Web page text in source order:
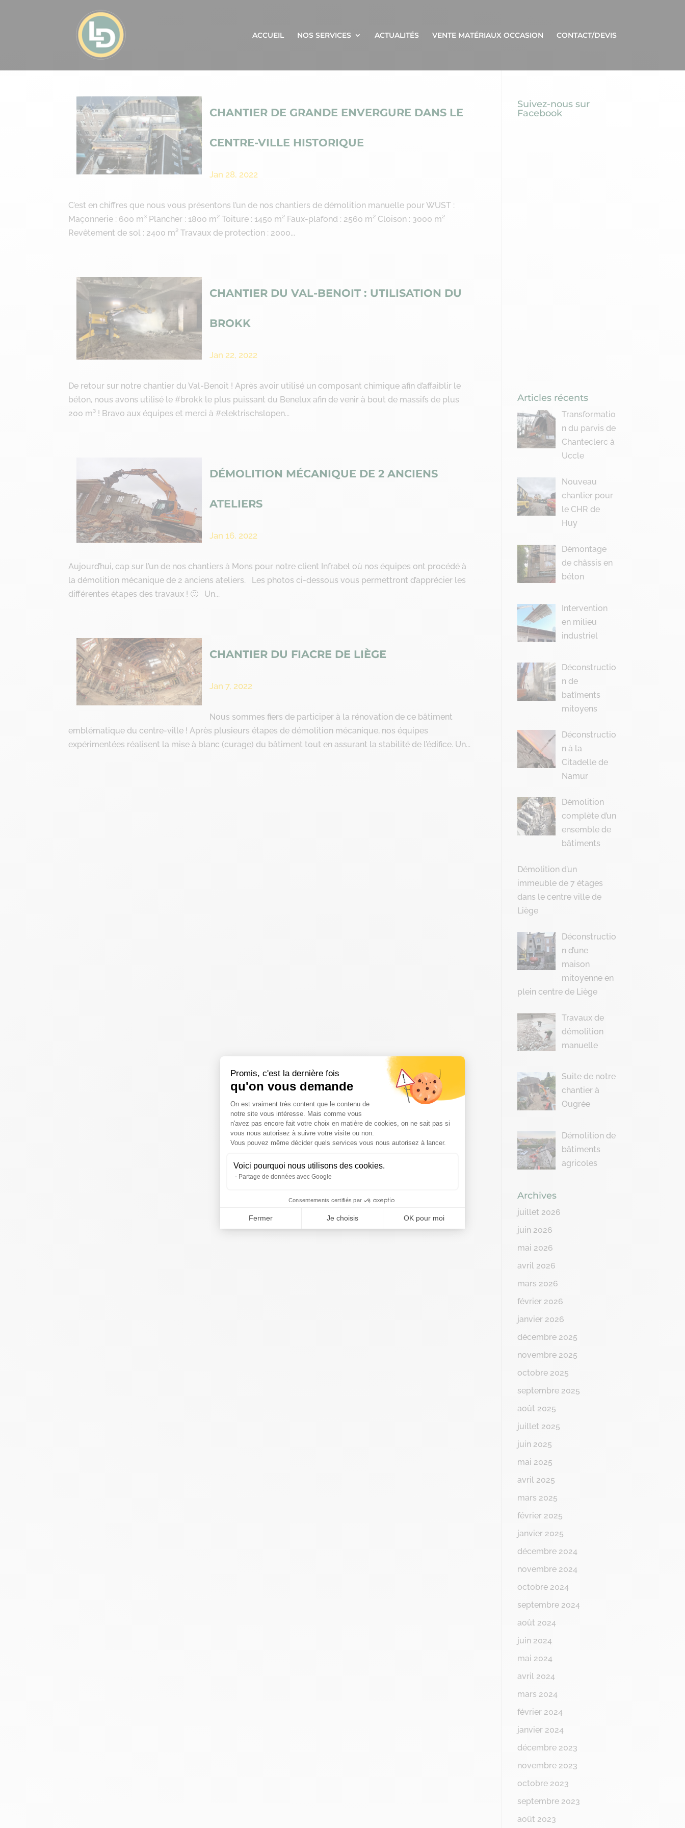
Promis, c'est la dernière fois
qu'on vous demande
Plateforme de Gestion du Consentement : Personnalisez vos Options
On est vraiment très content que le contenu de
notre site vous intéresse. Mais comme vous
n'avez pas encore fait votre choix en matière de cookies, on ne sait pas si
vous nous autorisez à suivre votre visite ou non.
Vous pouvez même décider quels services vous nous autorisez à lancer.
Voici pourquoi nous utilisons des cookies.
Partage de données avec Google
Consentements certifiés par
Fermer Je choisis OK pour moi
Axeptio consent
ACCUEIL NOS SERVICES ACTUALITÉS VENTE MATÉRIAUX OCCASION CONTACT/DEVIS
CHANTIER DE GRANDE ENVERGURE DANS LE
CENTRE-VILLE HISTORIQUE
Jan 28, 2022
C’est en chiffres que nous vous présentons l’un de nos chantiers de démolition manuelle pour WUST :
Maçonnerie : 600 m³ Plancher : 1800 m² Toiture : 1450 m² Faux-plafond : 2560 m² Cloison : 3000 m²
Revêtement de sol : 2400 m² Travaux de protection : 2000...
CHANTIER DU VAL-BENOIT : UTILISATION DU
BROKK
Jan 22, 2022
De retour sur notre chantier du Val-Benoit ! Après avoir utilisé un composant chimique afin d’affaiblir le
béton, nous avons utilisé le #brokk le plus puissant du Benelux afin de venir à bout de massifs de plus
200 m³ ! Bravo aux équipes et merci à #elektrischslopen...
DÉMOLITION MÉCANIQUE DE 2 ANCIENS
ATELIERS
Jan 16, 2022
Aujourd’hui, cap sur l’un de nos chantiers à Mons pour notre client Infrabel où nos équipes ont procédé à
la démolition mécanique de 2 anciens ateliers. Les photos ci-dessous vous permettront d’apprécier les
différentes étapes des travaux ! 🙂 Un...
CHANTIER DU FIACRE DE LIÈGE
Jan 7, 2022
Nous sommes fiers de participer à la rénovation de ce bâtiment
emblématique du centre-ville ! Après plusieurs étapes de démolition mécanique, nos équipes
expérimentées réalisent la mise à blanc (curage) du bâtiment tout en assurant la stabilité de l’édifice. Un...
Suivez-nous sur
Facebook
Articles récents
Transformatio
n du parvis de
Chanteclerc à
Uccle
Nouveau
chantier pour
le CHR de
Huy
Démontage
de châssis en
béton
Intervention
en milieu
industriel
Déconstructio
n de
batîments
mitoyens
Déconstructio
n à la
Citadelle de
Namur
Démolition
complète d’un
ensemble de
bâtiments
Démolition d’un
immeuble de 7 étages
dans le centre ville de
Liège
Déconstructio
n d’une
maison
mitoyenne en
plein centre de Liège
Travaux de
démolition
manuelle
Suite de notre
chantier à
Ougrée
Démolition de
bâtiments
agricoles
Archives
juillet 2026
juin 2026
mai 2026
avril 2026
mars 2026
février 2026
janvier 2026
décembre 2025
novembre 2025
octobre 2025
septembre 2025
août 2025
juillet 2025
juin 2025
mai 2025
avril 2025
mars 2025
février 2025
janvier 2025
décembre 2024
novembre 2024
octobre 2024
septembre 2024
août 2024
juin 2024
mai 2024
avril 2024
mars 2024
février 2024
janvier 2024
décembre 2023
novembre 2023
octobre 2023
septembre 2023
août 2023